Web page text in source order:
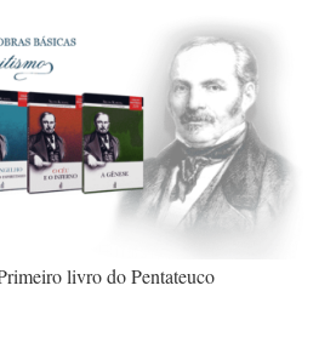
livro do Pentateuco